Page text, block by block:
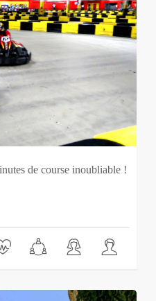
de course inoubliable !